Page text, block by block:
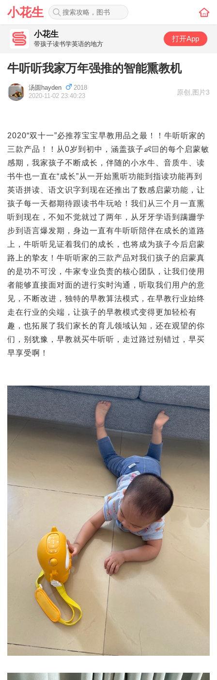
小花生
小花生
带孩子读书学英语的地方
打开App
牛听听我家万年强推的智能熏教机
汤圆hayden
2018
2020-11-02 23:40:23
原创 图片3
2020“双十一”必推荐宝宝早教用品之最！！牛听听家的
三款产品！！从0岁到初中，涵盖孩子👶🏻的每个启蒙敏
感期，我家孩子不断成长，伴随的小水牛、音质牛、读
书牛也一直在“成长”从一开始熏听功能到指读功能再到
英语拼读、语文识字到现在还推出了数感启蒙功能，让
孩子每一天都期待跟读书牛玩哈！我们从三个月一直熏
听到现在，不知不觉就过了两年，从牙牙学语到蹒跚学
步到语言爆发期，身边一直有牛听听陪伴在成长的道路
上，牛听听见证着我们的成长，也将成为孩子今后启蒙
路上的挚友！牛听听家的三款产品对我们孩子的启蒙真
的是功不可没，牛家专业负责的核心团队，让我们使用
者能够直接面对面的进行实时沟通，听取我们用户的意
见，不断改进，独特的早教算法模式，在早教行业始终
走在行业的尖端，让孩子的早教模式变得更加轻松有
趣，也拓展了我们家长的育儿领域认知，还在观望的你
们，别犹豫，早教就买牛听听，走过路过别错过，早买
早享受啊！